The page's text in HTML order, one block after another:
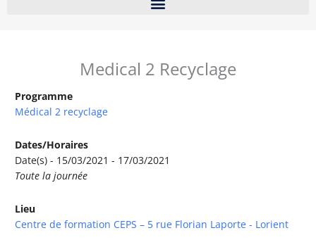
Medical 2 Recyclage
Programme
Médical 2 recyclage
Dates/Horaires
Date(s) - 15/03/2021 - 17/03/2021
Toute la journée
Lieu
Centre de formation CEPS – 5 rue Florian Laporte - Lorient